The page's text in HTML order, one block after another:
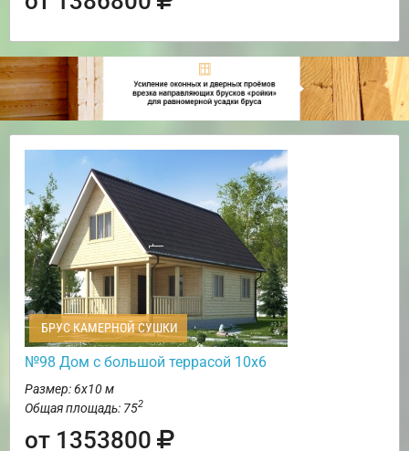
БРУС КАМЕРНОЙ СУШКИ
№98 Дом с большой террасой 10х6
Размер: 6х10 м
Общая площадь: 752
от 1353800